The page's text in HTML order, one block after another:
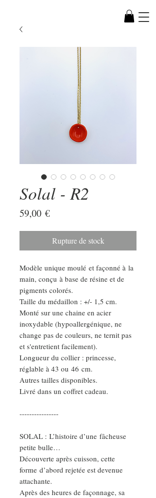
Solal - R2
59,00 €Prix
Rupture de stock
Modèle unique moulé et façonné à la
main, conçu à base de résine et de
pigments colorés.
Taille du médaillon : +/- 1,5 cm.
Monté sur une chaine en acier
inoxydable (hypoallergénique, ne
change pas de couleurs, ne ternit pas
et s'entretient facilement).
Longueur du collier : princesse,
réglable à 43 ou 46 cm.
Autres tailles disponibles.
Livré dans un coffret cadeau.
----------------
SOLAL : L’histoire d’une fâcheuse
petite bulle…
Découverte après cuisson, cette
forme d’abord rejetée est devenue
attachante.
Après des heures de façonnage, sa